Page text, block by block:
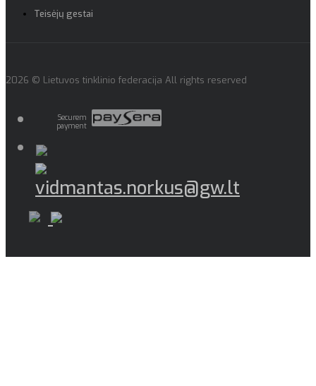
Teisėjų gestai
2026 © Lietuvos tinklinio federacija All rights reserved
Securem
payment